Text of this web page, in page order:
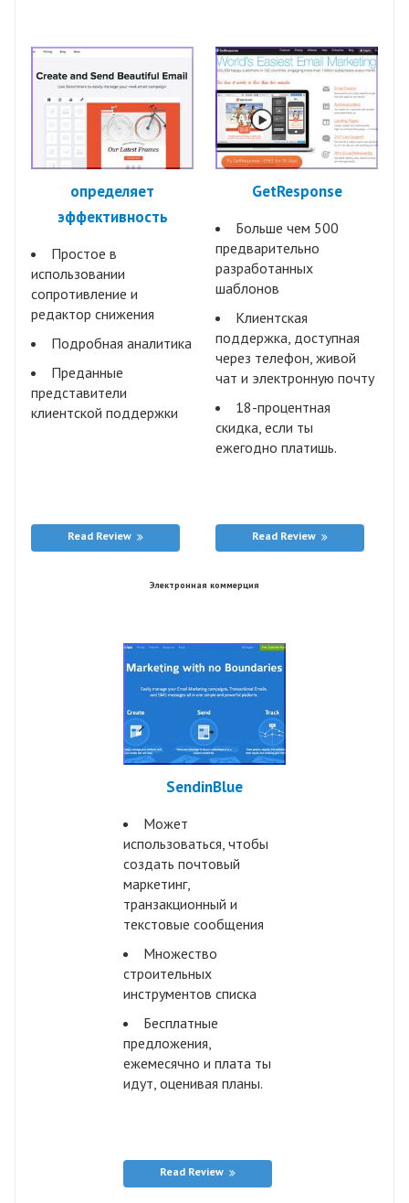
определяет
эффективность
Простое в
использовании
сопротивление и
редактор снижения
Подробная аналитика
Преданные
представители
клиентской поддержки
Read Review
GetResponse
Больше чем 500
предварительно
разработанных
шаблонов
Клиентская
поддержка, доступная
через телефон, живой
чат и электронную почту
18-процентная
скидка, если ты
ежегодно платишь.
Read Review
Электронная коммерция
SendinBlue
Может
использоваться, чтобы
создать почтовый
маркетинг,
транзакционный и
текстовые сообщения
Множество
строительных
инструментов списка
Бесплатные
предложения,
ежемесячно и плата ты
идут, оценивая планы.
Read Review